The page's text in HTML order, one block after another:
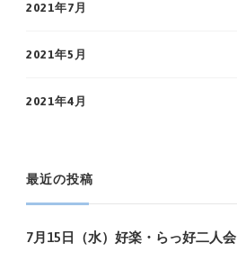
2021年7月
2021年5月
2021年4月
最近の投稿
7月15日（水）好楽・らっ好二人会